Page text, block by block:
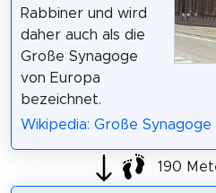
Rabbiner und wird
daher auch als die
Große Synagoge
von Europa
bezeichnet.
Wikipedia: Große Synagoge
190